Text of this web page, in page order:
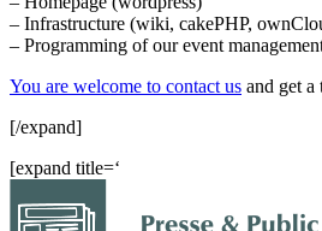
– Infrastructure (wiki, cakePHP,
– Programming of our event
You are welcome to contact us and get a
[/expand]
[expand title=‘